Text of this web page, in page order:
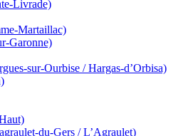
Livrade)
Martaillac)
Garonne)
sur-Ourbise / Hargas-d’Orbisa)
du-Gers / L’Agraulet)